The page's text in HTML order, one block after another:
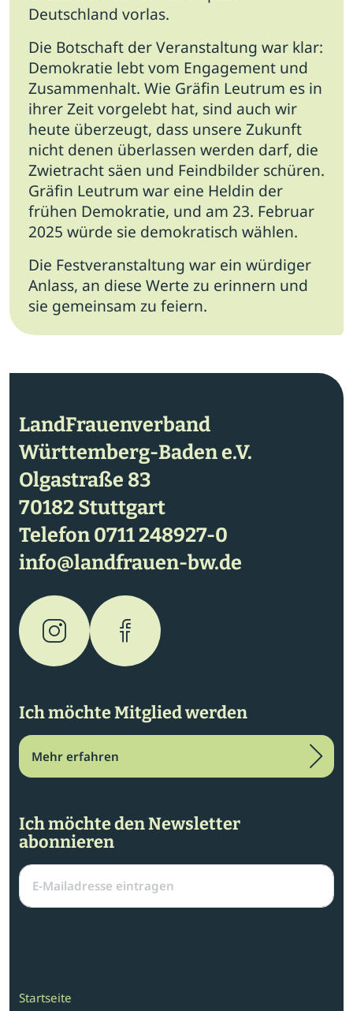
Deutschland vorlas.
Die Botschaft der Veranstaltung war klar:
Demokratie lebt vom Engagement und
Zusammenhalt. Wie Gräfin Leutrum es in
ihrer Zeit vorgelebt hat, sind auch wir
heute überzeugt, dass unsere Zukunft
nicht denen überlassen werden darf, die
Zwietracht säen und Feindbilder schüren.
Gräfin Leutrum war eine Heldin der
frühen Demokratie, und am 23. Februar
2025 würde sie demokratisch wählen.
Die Festveranstaltung war ein würdiger
Anlass, an diese Werte zu erinnern und
sie gemeinsam zu feiern.
LandFrauenverband
Württemberg-Baden e.V.
Olgastraße 83
70182 Stuttgart
Telefon0711 248927-0
info@landfrauen-bw.de
Ich möchte Mitglied werden
Mehr erfahren
Ich möchte den Newsletter
abonnieren
Startseite